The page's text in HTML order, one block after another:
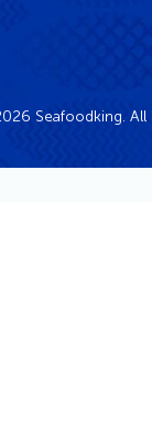
Seafoodking. All